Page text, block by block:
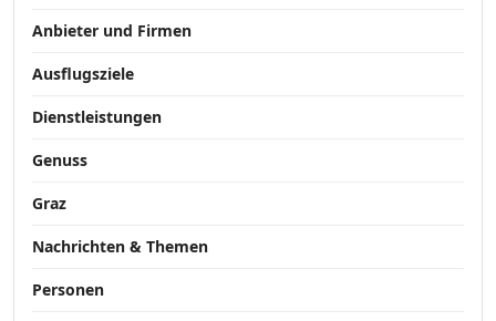
Anbieter und Firmen
Ausflugsziele
Dienstleistungen
Genuss
Graz
Nachrichten & Themen
Personen